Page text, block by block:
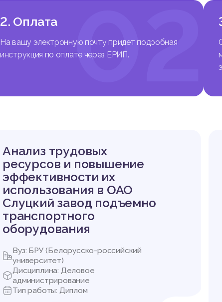
02
2. Оплата
На вашу электронную почту придет подробная
инструкция по оплате через ЕРИП.
Анализ трудовых
ресурсов и повышение
эффективности их
использования в ОАО
Слуцкий завод подъемно
транспортного
оборудования
Вуз: БРУ (Белорусско-российский
университет)
Дисциплина: Деловое
администрирование
Тип работы: Диплом